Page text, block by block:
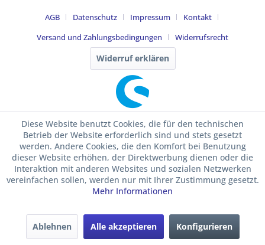
AGB Datenschutz Impressum
Kontakt
Versand und Zahlungsbedingungen
Widerrufsrecht
Widerruf erklären
Diese Website benutzt Cookies, die für den technischen
Betrieb der Website erforderlich sind und stets gesetzt
werden. Andere Cookies, die den Komfort bei Benutzung
dieser Website erhöhen, der Direktwerbung dienen oder die
Interaktion mit anderen Websites und sozialen Netzwerken
vereinfachen sollen, werden nur mit Ihrer Zustimmung gesetzt.
Mehr Informationen
Ablehnen Alle akzeptieren Konfigurieren